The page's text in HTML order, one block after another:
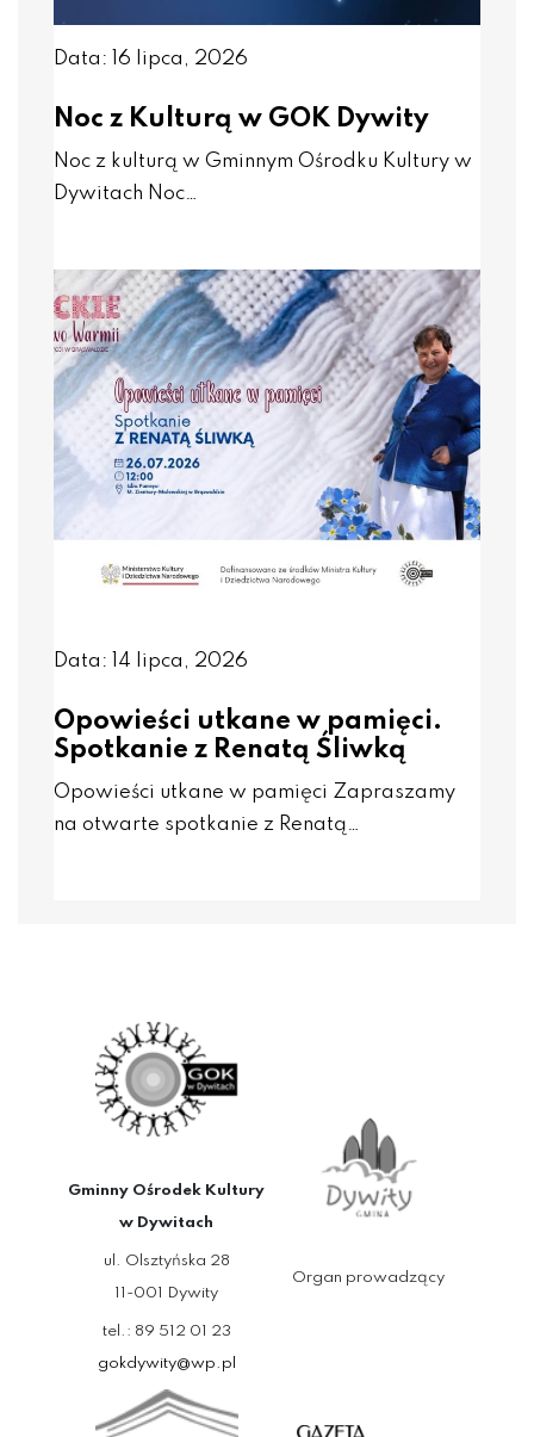
Data: 16 lipca, 2026
Noc z Kulturą w GOK Dywity
Noc z kulturą w Gminnym Ośrodku Kultury w
Dywitach Noc…
Data: 14 lipca, 2026
Opowieści utkane w pamięci.
Spotkanie z Renatą Śliwką
Opowieści utkane w pamięci Zapraszamy
na otwarte spotkanie z Renatą…
Gminny Ośrodek Kultury
w Dywitach
ul. Olsztyńska 28
11-001 Dywity
tel.: 89 512 01 23
gokdywity@wp.pl
Organ prowadzący